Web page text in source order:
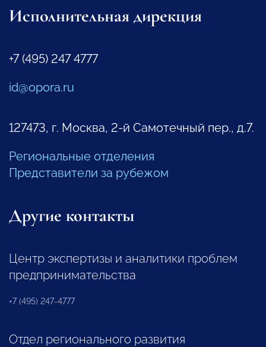
Исполнительная дирекция
+7 (495) 247 4777
id@opora.ru
127473, г. Москва, 2-й Самотечный пер., д.7.
Региональные отделения
Представители за рубежом
Другие контакты
Центр экспертизы и аналитики проблем
предпринимательства
+7 (495) 247-4777
Отдел регионального развития